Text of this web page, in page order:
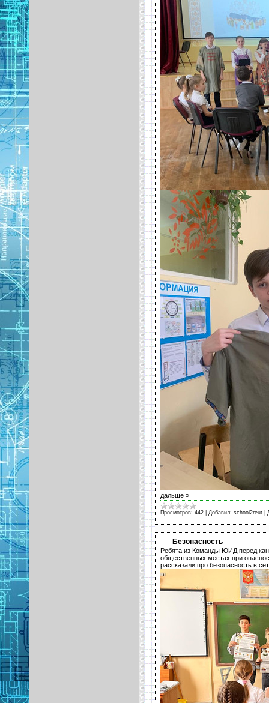
дальше »
Просмотров: 442 Добавил: school2reut
Безопасность
Ребята из Команды ЮИД перед
общественных местах при
рассказали про безопасность в